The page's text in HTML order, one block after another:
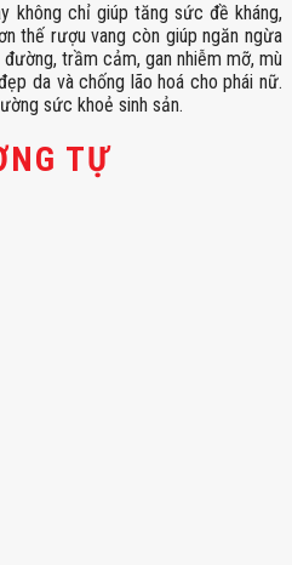
không chỉ giúp tăng sức đề kháng,
thế rượu vang còn giúp ngăn ngừa
trầm cảm, gan nhiễm mỡ, mù
da và chống lão hoá cho phái nữ.
sức khoẻ sinh sản.
TỰ